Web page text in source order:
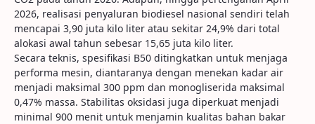
2026, realisasi penyaluran biodiesel nasional sendiri telah
mencapai 3,90 juta kilo liter atau sekitar 24,9% dari total
alokasi awal tahun sebesar 15,65 juta kilo liter.
Secara teknis, spesifikasi B50 ditingkatkan untuk menjaga
performa mesin, diantaranya dengan menekan kadar air
menjadi maksimal 300 ppm dan monogliserida maksimal
0,47% massa. Stabilitas oksidasi juga diperkuat menjadi
minimal 900 menit untuk menjamin kualitas bahan bakar